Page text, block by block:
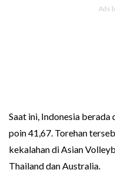
Saat ini, Indonesia
poin 41,67. Torehan
kekalahan di Asian
Thailand dan Australia.